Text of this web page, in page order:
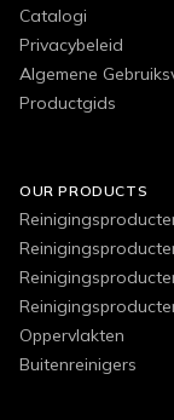
Catalogi
Privacybeleid
Algemene
Productgids
OUR PRODUCTS
Oppervlakten
Buitenreinigers